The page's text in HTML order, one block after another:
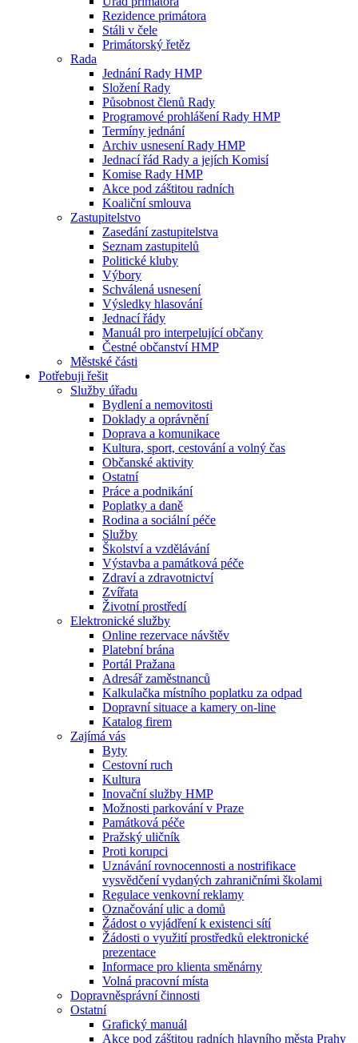
Rezidence primátora
Stáli v čele
Primátorský řetěz
Rada
Jednání Rady HMP
Složení Rady
Působnost členů Rady
Programové prohlášení Rady HMP
Termíny jednání
Archiv usnesení Rady HMP
Jednací řád Rady a jejích Komisí
Komise Rady HMP
Akce pod záštitou radních
Koaliční smlouva
Zastupitelstvo
Zasedání zastupitelstva
Seznam zastupitelů
Politické kluby
Výbory
Schválená usnesení
Výsledky hlasování
Jednací řády
Manuál pro interpelující občany
Čestné občanství HMP
Městské části
Potřebuji řešit
Služby úřadu
Bydlení a nemovitosti
Doklady a oprávnění
Doprava a komunikace
Kultura, sport, cestování a volný čas
Občanské aktivity
Ostatní
Práce a podnikání
Poplatky a daně
Rodina a sociální péče
Služby
Školství a vzdělávání
Výstavba a památková péče
Zdraví a zdravotnictví
Zvířata
Životní prostředí
Elektronické služby
Online rezervace návštěv
Platební brána
Portál Pražana
Adresář zaměstnanců
Kalkulačka místního poplatku za odpad
Dopravní situace a kamery on-line
Katalog firem
Zajímá vás
Byty
Cestovní ruch
Kultura
Inovační služby HMP
Možnosti parkování v Praze
Památková péče
Pražský uličník
Proti korupci
Uznávání rovnocennosti a nostrifikace
vysvědčení vydaných zahraničními školami
Regulace venkovní reklamy
Označování ulic a domů
Žádost o vyjádření k existenci sítí
Žádosti o využití prostředků elektronické
prezentace
Informace pro klienta směnárny
Volná pracovní místa
Dopravněsprávní činnosti
Ostatní
Grafický manuál
Akce pod záštitou radních hlavního města Prahy